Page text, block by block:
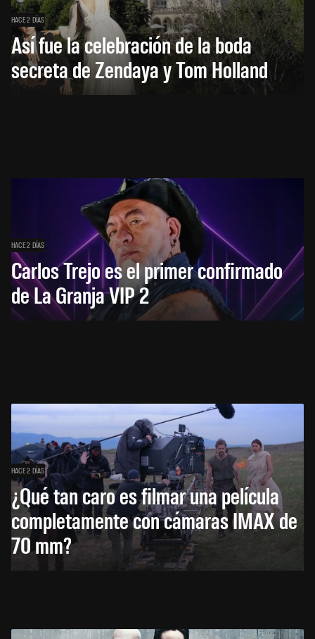
HACE 2 DÍAS
Así fue la celebración de la boda
secreta de Zendaya y Tom Holland
HACE 2 DÍAS
Carlos Trejo es el primer confirmado
de La Granja VIP 2
HACE 2 DÍAS
¿Qué tan caro es filmar una película
completamente con cámaras IMAX de
70 mm?